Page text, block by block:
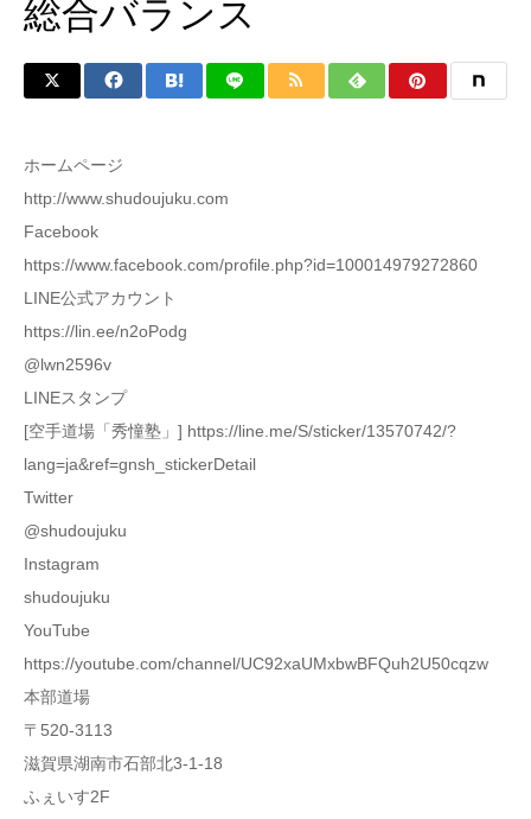
総合バランス
ホームページ
http://www.shudoujuku.com
Facebook
https://www.facebook.com/profile.php?id=100014979272860
LINE公式アカウント
https://lin.ee/n2oPodg
@lwn2596v
LINEスタンプ
[空手道場「秀憧塾」] https://line.me/S/sticker/13570742/?
lang=ja&ref=gnsh_stickerDetail
Twitter
@shudoujuku
Instagram
shudoujuku
YouTube
https://youtube.com/channel/UC92xaUMxbwBFQuh2U50cqzw
本部道場
〒520-3113
滋賀県湖南市石部北3-1-18
ふぇいす2F